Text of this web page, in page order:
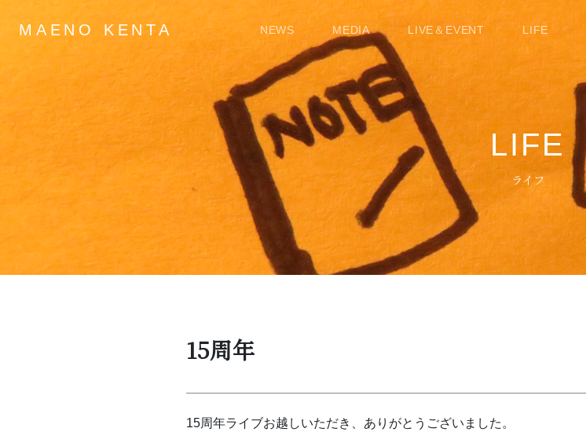
Main Navigation
MAENO KENTA NEWS MEDIA LIVE＆EVENT LIFE
LIFE
ライフ
15周年
15周年ライブお越しいただき、ありがとうございました。